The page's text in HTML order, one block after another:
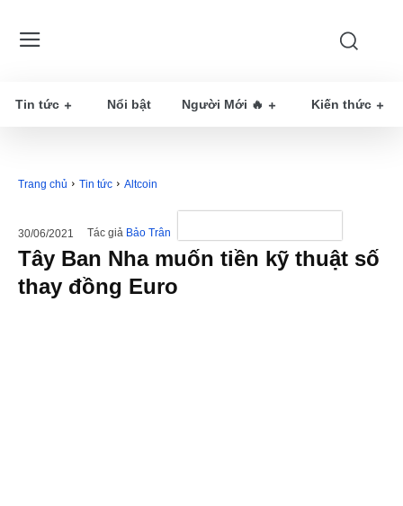
Tin tức Nổi bật Người Mới 🔥 Kiến thức
Trang chủ Tin tức Altcoin
30/06/2021 Tác giả Bảo Trân
Tây Ban Nha muốn tiền kỹ thuật số
thay đồng Euro